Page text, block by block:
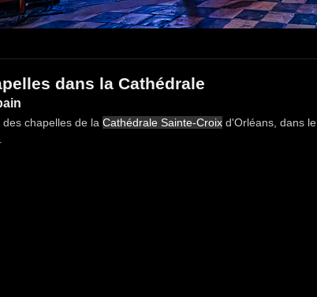
dans la Cathédrale
des chapelles de la Cathédrale Sainte-Croix d'Orléans, dans le